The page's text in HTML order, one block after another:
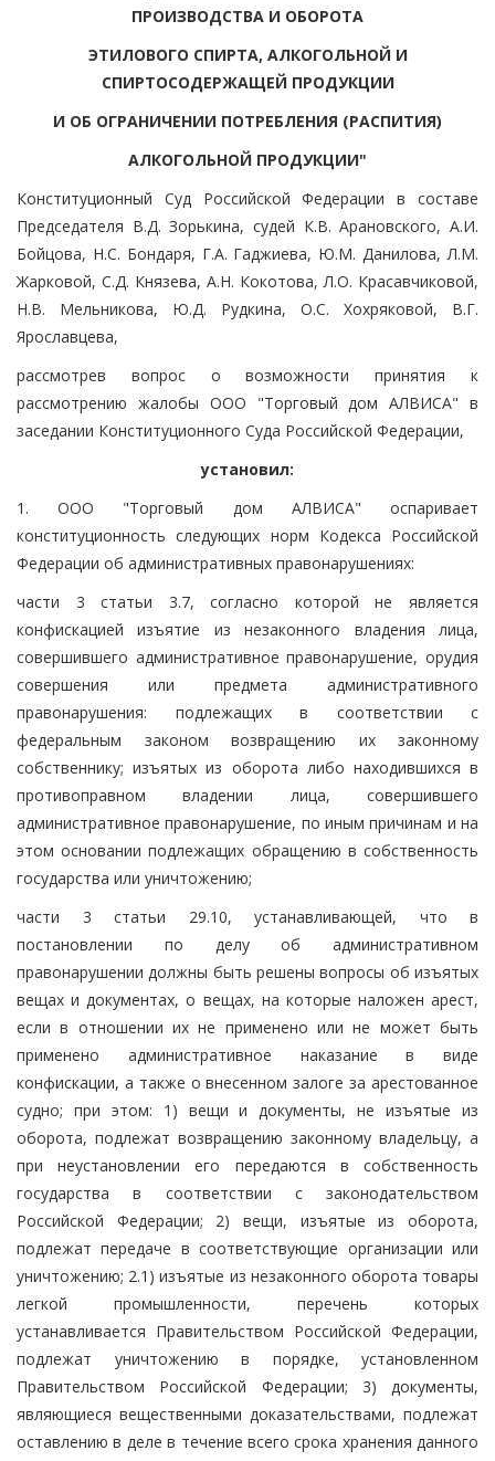
ПРОИЗВОДСТВА И ОБОРОТА
ЭТИЛОВОГО СПИРТА, АЛКОГОЛЬНОЙ И
СПИРТОСОДЕРЖАЩЕЙ ПРОДУКЦИИ
И ОБ ОГРАНИЧЕНИИ ПОТРЕБЛЕНИЯ (РАСПИТИЯ)
АЛКОГОЛЬНОЙ ПРОДУКЦИИ"
Конституционный Суд Российской Федерации в составе
Председателя В.Д. Зорькина, судей К.В. Арановского, А.И.
Бойцова, Н.С. Бондаря, Г.А. Гаджиева, Ю.М. Данилова, Л.М.
Жарковой, С.Д. Князева, А.Н. Кокотова, Л.О. Красавчиковой,
Н.В. Мельникова, Ю.Д. Рудкина, О.С. Хохряковой, В.Г.
Ярославцева,
рассмотрев вопрос о возможности принятия к
рассмотрению жалобы ООО "Торговый дом АЛВИСА" в
заседании Конституционного Суда Российской Федерации,
установил:
1. ООО "Торговый дом АЛВИСА" оспаривает
конституционность следующих норм Кодекса Российской
Федерации об административных правонарушениях:
части 3 статьи 3.7, согласно которой не является
конфискацией изъятие из незаконного владения лица,
совершившего административное правонарушение, орудия
совершения или предмета административного
правонарушения: подлежащих в соответствии с
федеральным законом возвращению их законному
собственнику; изъятых из оборота либо находившихся в
противоправном владении лица, совершившего
административное правонарушение, по иным причинам и на
этом основании подлежащих обращению в собственность
государства или уничтожению;
части 3 статьи 29.10, устанавливающей, что в
постановлении по делу об административном
правонарушении должны быть решены вопросы об изъятых
вещах и документах, о вещах, на которые наложен арест,
если в отношении их не применено или не может быть
применено административное наказание в виде
конфискации, а также о внесенном залоге за арестованное
судно; при этом: 1) вещи и документы, не изъятые из
оборота, подлежат возвращению законному владельцу, а
при неустановлении его передаются в собственность
государства в соответствии с законодательством
Российской Федерации; 2) вещи, изъятые из оборота,
подлежат передаче в соответствующие организации или
уничтожению; 2.1) изъятые из незаконного оборота товары
легкой промышленности, перечень которых
устанавливается Правительством Российской Федерации,
подлежат уничтожению в порядке, установленном
Правительством Российской Федерации; 3) документы,
являющиеся вещественными доказательствами, подлежат
оставлению в деле в течение всего срока хранения данного